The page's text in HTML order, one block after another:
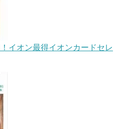
イオン最得イオンカードセレ